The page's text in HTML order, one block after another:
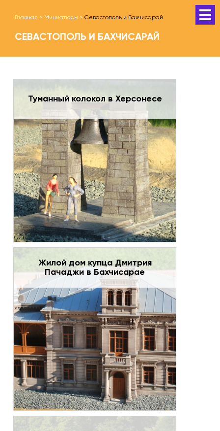
Главная > Миниатюры > Севастополь и Бахчисарай
СЕВАСТОПОЛЬ И БАХЧИСАРАЙ
Туманный колокол в Херсонесе
Жилой дом купца Дмитрия
Пачаджи в Бахчисарае